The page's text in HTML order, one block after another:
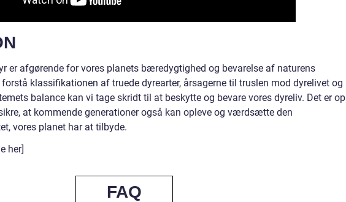
er afgørende for vores planets bæredygtighed og bevarelse af naturens
klassifikationen af truede dyrearter, årsagerne til truslen mod dyrelivet og
balance kan vi tage skridt til at beskytte og bevare vores dyreliv. Det er op
at kommende generationer også kan opleve og værdsætte den
vores planet har at tilbyde.
her]
FAQ